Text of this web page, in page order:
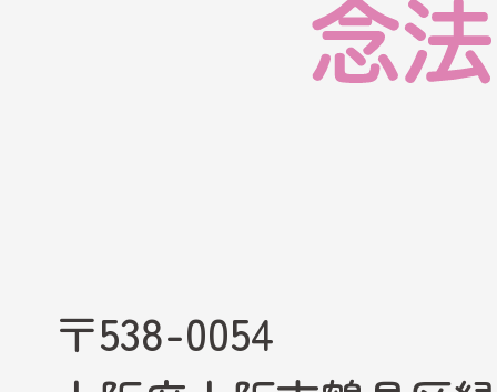
〒538-0054